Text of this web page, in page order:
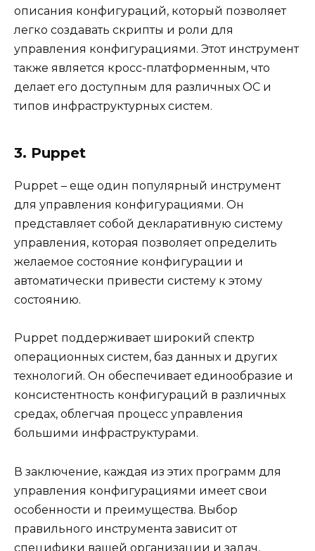
описания конфигураций, который позволяет
легко создавать скрипты и роли для
управления конфигурациями. Этот инструмент
также является кросс-платформенным, что
делает его доступным для различных ОС и
типов инфраструктурных систем.
3. Puppet
Puppet – еще один популярный инструмент
для управления конфигурациями. Он
представляет собой декларативную систему
управления, которая позволяет определить
желаемое состояние конфигурации и
автоматически привести систему к этому
состоянию.
Puppet поддерживает широкий спектр
операционных систем, баз данных и других
технологий. Он обеспечивает единообразие и
консистентность конфигураций в различных
средах, облегчая процесс управления
большими инфраструктурами.
В заключение, каждая из этих программ для
управления конфигурациями имеет свои
особенности и преимущества. Выбор
правильного инструмента зависит от
специфики вашей организации и задач,